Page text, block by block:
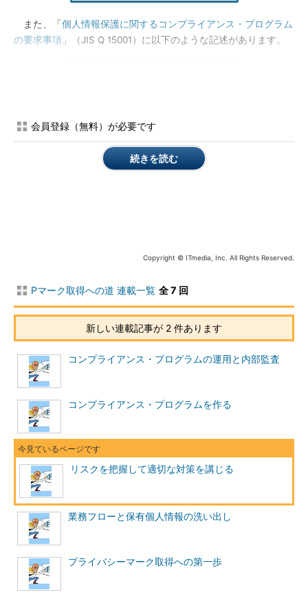
また、「個人情報保護に関するコンプライアンス・プログラム
の要求事項 」（JIS Q 15001）に以下のような記述があります。
事業者は、自ら保有するすべての個
人情報を特定するための手順を確立
し、維持しなければならない。事業
ズですが、具体的にはどういうものが挙げられるのでしょうか。
経済産業省のガイドラインによると以下のようになっています。
措置
・個人データの安全管理措置を定める規程等の整備と規程等
・事故又は違反への対処
人的安全管理措
置
・従業者に対する教育・訓練の実施
物理的安全管理
措置
・入退館（室）管理の実施
・盗難等の防止
技術的安全管理
措置
・個人データへのアクセスにおける識別と認証
・個人データへのアクセス制御
ウェア対策
会員登録（無料）が必要です
続きを読む
Copyright © ITmedia, Inc. All Rights Reserved.
Pマーク取得への道 連載一覧 全 7 回
新しい連載記事が 2 件あります
コンプライアンス・プログラムの運用と内部監査
コンプライアンス・プログラムを作る
リスクを把握して適切な対策を講じる
業務フローと保有個人情報の洗い出し
プライバシーマーク取得への第一歩